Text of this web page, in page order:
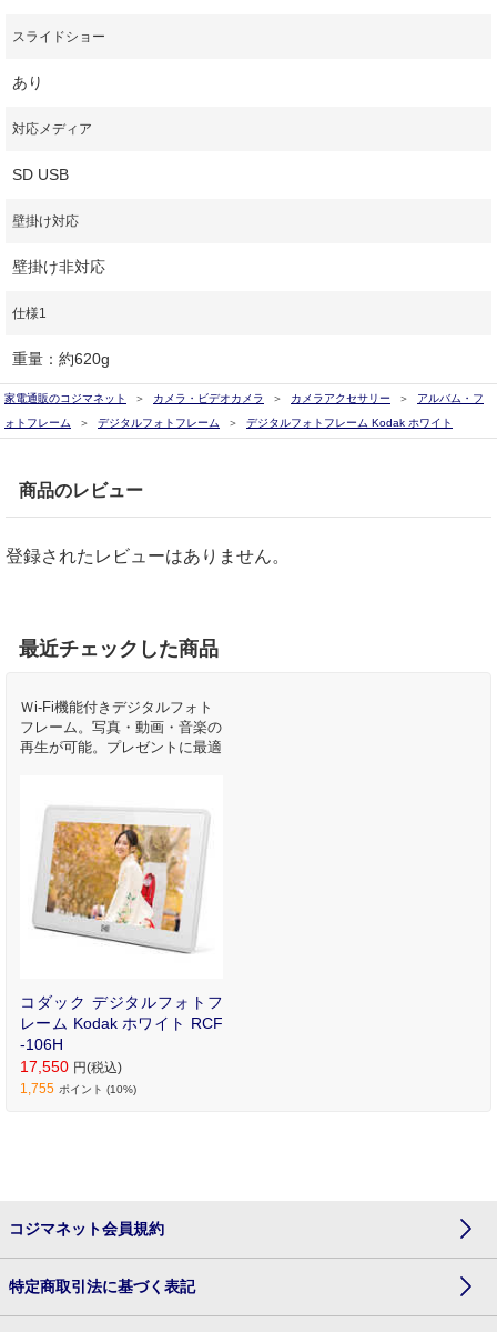
スライドショー
あり
対応メディア
SD USB
壁掛け対応
壁掛け非対応
仕様1
重量：約620g
家電通販のコジマネット カメラ・ビデオカメラ カメラアクセサリー
アルバム・フ
ォトフレーム
デジタルフォトフレーム デジタルフォトフレーム Kodak ホワイト
商品のレビュー
登録されたレビューはありません。
最近チェックした商品
Ｗi-Fi機能付きデジタルフォト
フレーム。写真・動画・音楽の
再生が可能。プレゼントに最適
コダック デジタルフォトフ
レーム Kodak ホワイト RCF
-106H
17,550 円(税込)
1,755 ポイント (10%)
コジマネット会員規約
特定商取引法に基づく表記